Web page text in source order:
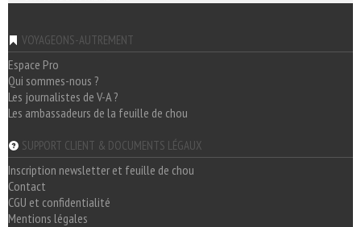
VOYAGEONS-AUTREMENT
Espace Pro
Qui sommes-nous ?
Les journalistes de V-A ?
Les ambassadeurs de la feuille de chou
SUPPORT CLIENT & DOCUMENTS LÉGAUX
Inscription newsletter et feuille de chou
Contact
CGU et confidentialité
Mentions légales